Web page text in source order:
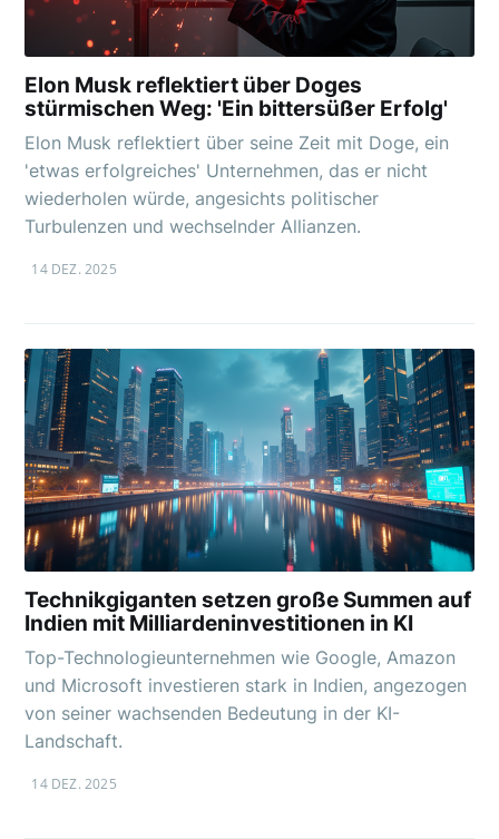
Elon Musk reflektiert über Doges
stürmischen Weg: 'Ein bittersüßer Erfolg'
Elon Musk reflektiert über seine Zeit mit Doge, ein
'etwas erfolgreiches' Unternehmen, das er nicht
wiederholen würde, angesichts politischer
Turbulenzen und wechselnder Allianzen.
14 DEZ. 2025
Technikgiganten setzen große Summen auf
Indien mit Milliardeninvestitionen in KI
Top-Technologieunternehmen wie Google, Amazon
und Microsoft investieren stark in Indien, angezogen
von seiner wachsenden Bedeutung in der KI-
Landschaft.
14 DEZ. 2025